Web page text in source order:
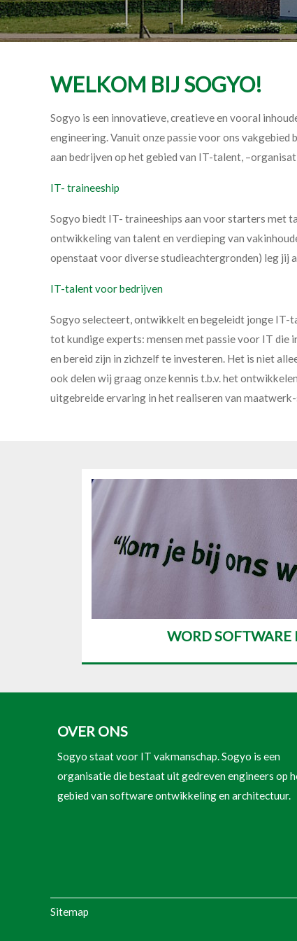
WELKOM BIJ SOGYO!
Sogyo is een innovatieve, creatieve en vooral
engineering. Vanuit onze passie voor ons
aan bedrijven op het gebied van IT-talent,
IT- traineeship
Sogyo biedt IT- traineeships aan voor starters met
ontwikkeling van talent en verdieping van
openstaat voor diverse studieachtergronden) leg jij
IT-talent voor bedrijven
Sogyo selecteert, ontwikkelt en begeleidt jonge IT-
tot kundige experts: mensen met passie voor IT
en bereid zijn in zichzelf te investeren. Het is niet
ook delen wij graag onze kennis t.b.v. het
uitgebreide ervaring in het realiseren van
WORD SOFTWARE
OVER ONS
Sogyo staat voor IT vakmanschap. Sogyo is een
organisatie die bestaat uit gedreven engineers op
gebied van software ontwikkeling en architectuur.
Sitemap